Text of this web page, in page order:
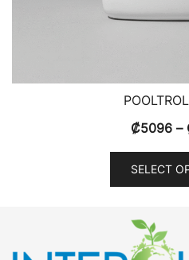
₡5096–
SELECT